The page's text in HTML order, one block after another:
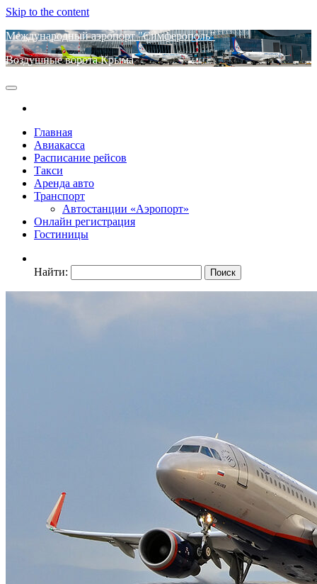
Skip to the content
Международный аэропорт "Симферополь"
Воздушные ворота Крыма
Главная
Авиакасса
Расписание рейсов
Такси
Аренда авто
Транспорт
Автостанции «Аэропорт»
Онлайн регистрация
Гостиницы
Найти: